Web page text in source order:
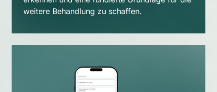
weitere Behandlung zu schaffen.